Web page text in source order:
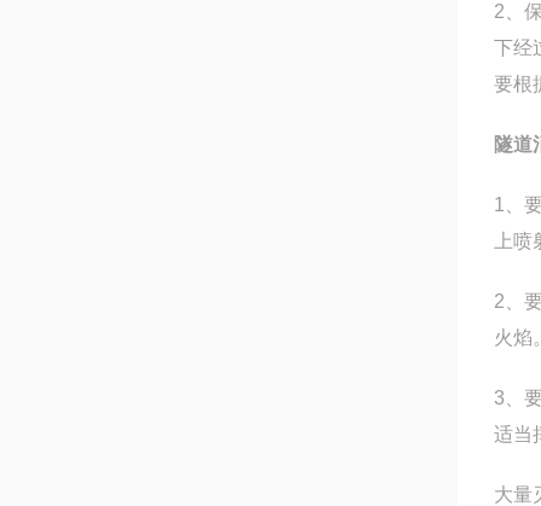
2、
下经
要根
隧道
1、
上
2、
火焰
3、
适当
大量